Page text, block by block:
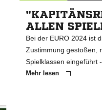
ALLEN
Bei der EURO 2024 ist
Zustimmung gestoßen,
Spielklassen eingeführt
Mehr lesen